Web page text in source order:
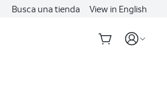
Busca una tienda View in English